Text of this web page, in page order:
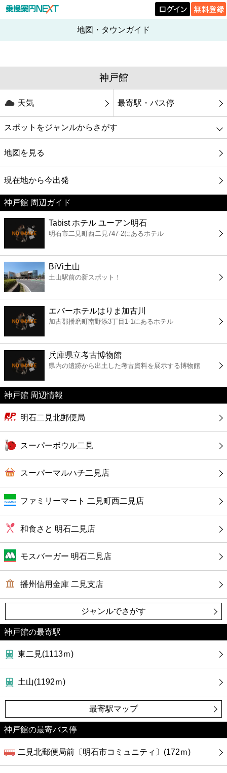
地図・タウンガイド
神戸館
天気 最寄駅・バス停
スポットをジャンルからさがす
グルメ
映画
美容
コンビニ
薬局
スーパー
エンタメ
レジャー
書店
ファミレス
ファーストフード
ショッピング
銀行
公共
病院
地図を見る
現在地から今出発
神戸館 周辺ガイド
Tabist ホテル ユーアン明石
明石市二見町西二見747-2にあるホテル
BiVi土山
土山駅前の新スポット！
エバーホテルはりま加古川
加古郡播磨町南野添3丁目1-1にあるホテル
兵庫県立考古博物館
県内の遺跡から出土した考古資料を展示する博物館
神戸館 周辺情報
明石二見北郵便局
スーパーボウル二見
スーパーマルハチ二見店
ファミリーマート 二見町西二見店
和食さと 明石二見店
モスバーガー 明石二見店
播州信用金庫 二見支店
ジャンルでさがす
神戸館の最寄駅
東二見(1113ｍ)
土山(1192ｍ)
最寄駅マップ
神戸館の最寄バス停
二見北郵便局前〔明石市コミュニティ〕(172ｍ)